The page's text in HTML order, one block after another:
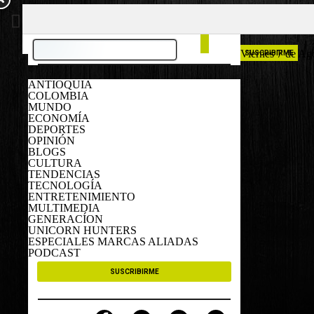
ANTIOQUIA
COLOMBIA
MUNDO
ECONOMÍA
DEPORTES
OPINIÓN
BLOGS
CULTURA
TENDENCIAS
TECNOLOGÍA
ENTRETENIMIENTO
MULTIMEDIA
GENERACÍON
UNICORN HUNTERS
ESPECIALES MARCAS ALIADAS
PODCAST
SUSCRIBIRME
Viernes 7 de
SUSCRIBIRME